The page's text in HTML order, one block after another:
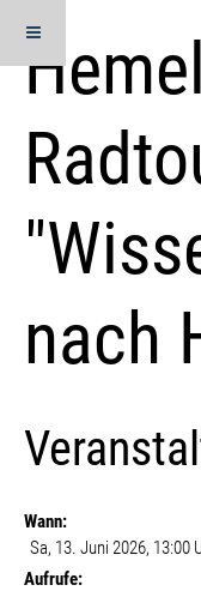
nach
Wann:
Sa, 13. Juni 2026, 13:00
Aufrufe: